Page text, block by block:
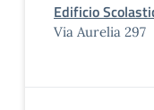
Edificio
Via Aurelia 297